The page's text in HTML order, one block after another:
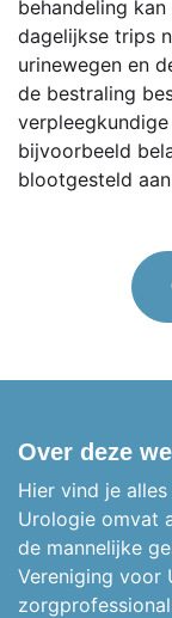
behandeling
dagelijkse trips
urinewegen en
de bestraling
bijvoorbeeld
blootgesteld
Over deze
Hier vind je
Urologie omvat
de mannelijke
Vereniging voor